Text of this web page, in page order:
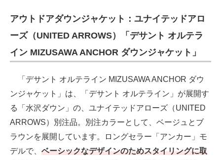
アウトドアダウンジャケット：ユナイテッドアロ
ーズ（UNITED ARROWS）「デサント オルテラ
イン MIZUSAWA ANCHOR ダウンジャケット」
「デサント オルテライン MIZUSAWA ANCHOR ダウ
ンジャケット」は、「デサント オルテライン」が展開す
る「水沢ダウン」の、ユナイテッドアローズ（UNITED
ARROWS）別注品。別注カラーとして、ベージュとブ
ラウンを展開しています。ロングセラー「アンカー」モ
デルで、 ベーシックなデザインのためスタイリングに取